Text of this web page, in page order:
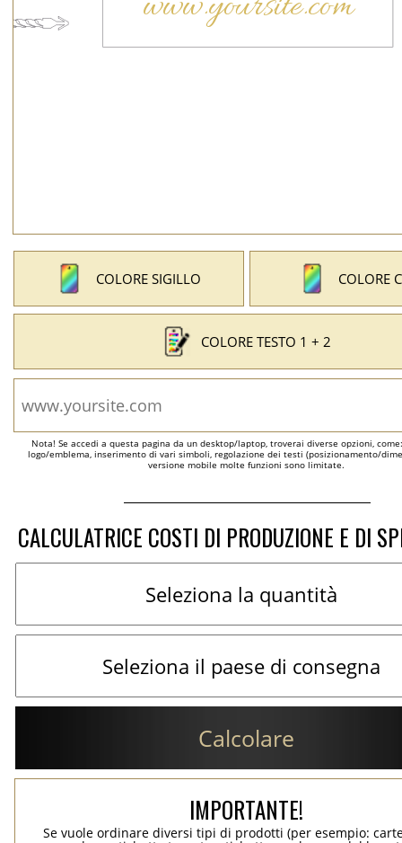
COLORE SIGILLO COLORE
COLORE TESTO 1 + 2
Nota! Se accedi a questa pagina da un desktop/laptop, troverai diverse opzioni,
logo/emblema, inserimento di vari simboli, regolazione dei testi (posizionamento/
versione mobile molte funzioni sono limitate.
CALCULATRICE COSTI DI PRODUZIONE E DI
Calcolare
IMPORTANTE!
Se vuole ordinare diversi tipi di prodotti (per esempio: